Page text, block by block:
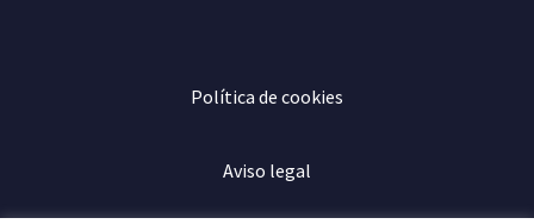
Política de cookies
Aviso legal